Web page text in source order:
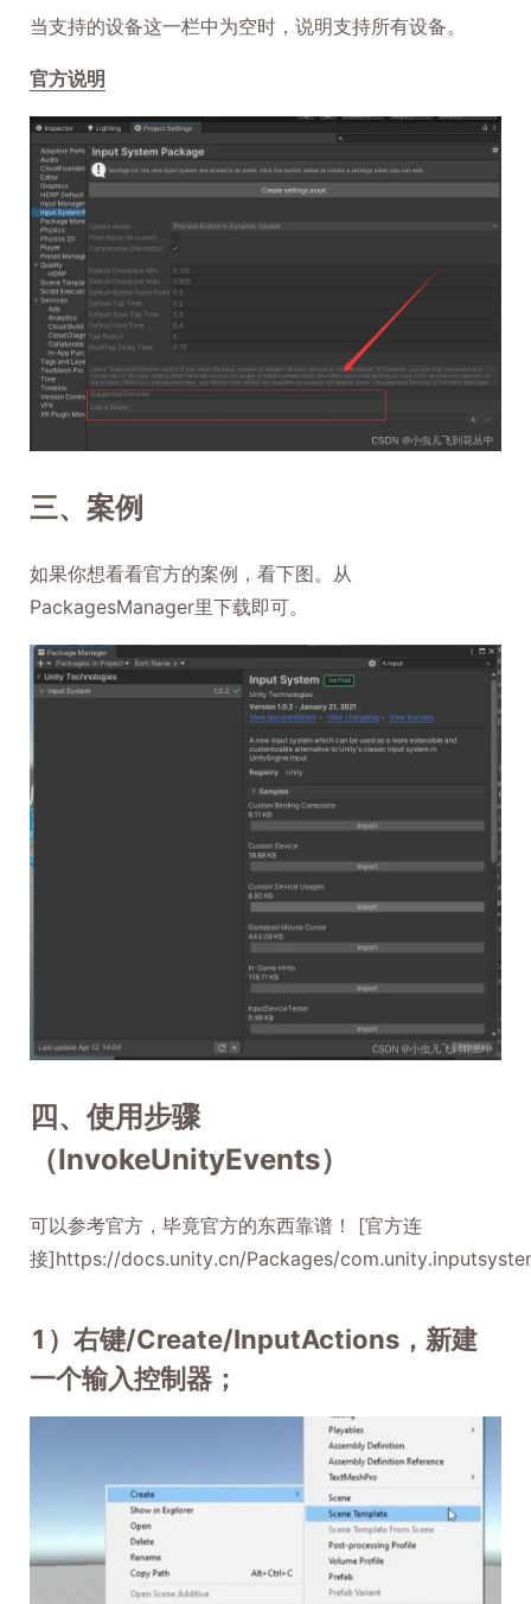
当支持的设备这一栏中为空时，说明支持所有设备。
官方说明
三、案例
如果你想看看官方的案例，看下图。从
PackagesManager里下载即可。
四、使用步骤
（InvokeUnityEvents）
可以参考官方，毕竟官方的东西靠谱！ [官方连
接]https://docs.unity.cn/Packages/
1）右键/Create/InputActions，新建
一个输入控制器；